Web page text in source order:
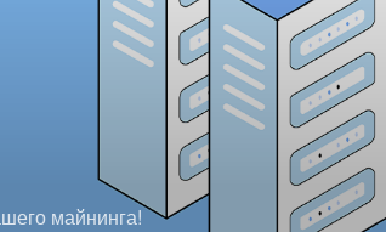
майнинга!